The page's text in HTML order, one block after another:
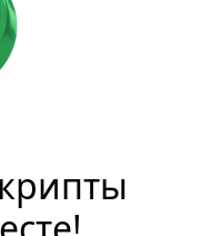
письма
плана,
и
ближайшие
более